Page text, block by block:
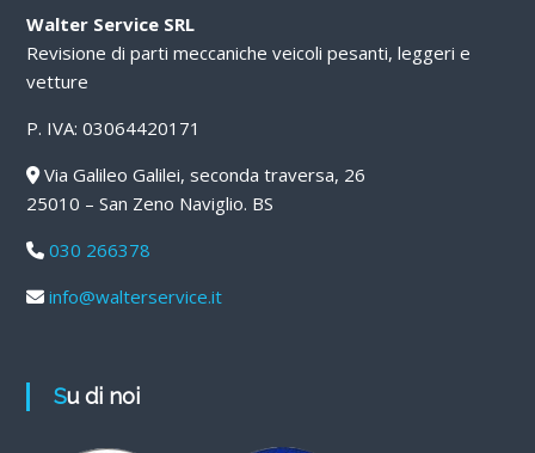
Walter Service SRL
Revisione di parti meccaniche veicoli pesanti, leggeri e
vetture
P. IVA: 03064420171
Via Galileo Galilei, seconda traversa, 26
25010 – San Zeno Naviglio. BS
030 266378
info@walterservice.it
Su di noi